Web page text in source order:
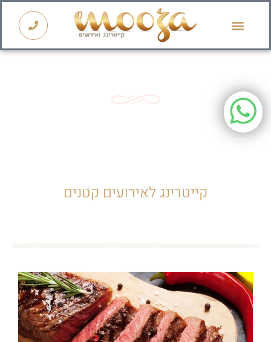
קייטרינג לאירועים קטנים